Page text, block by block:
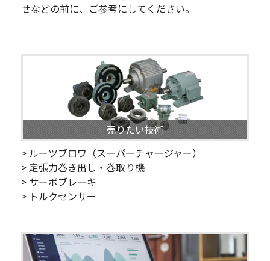
せなどの前に、ご参考にしてください。
売りたい技術
> ルーツブロワ（スーパーチャージャー）
> 定張力巻き出し・巻取り機
> サーボブレーキ
> トルクセンサー